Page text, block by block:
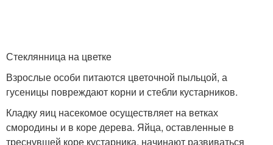
Стеклянница на цветке
Взрослые особи питаются цветочной пыльцой, а
гусеницы повреждают корни и стебли кустарников.
Кладку яиц насекомое осуществляет на ветках
смородины и в коре дерева. Яйца, оставленные в
треснувшей коре кустарника, начинают развиваться